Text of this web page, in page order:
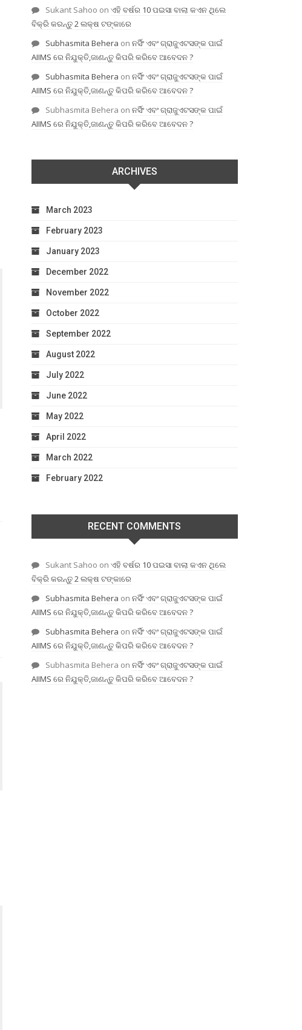
Sukant Sahoo on ଏହି ବର୍ଷର 10 ପଇସା ବାଲା କଏନ ଥିଲେ
ବିକ୍ରି କରନ୍ତୁ 2 ଲକ୍ଷ ଟଙ୍କାରେ
Subhasmita Behera on ନର୍ସିଂ ଏବଂ ଗ୍ରାଜୁଏଟସଙ୍କ ପାଇଁ
AIIMS ରେ ନିଯୁକ୍ତି,ଜାଣନ୍ତୁ କିପରି କରିବେ ଆବେଦନ ?
Subhasmita Behera on ନର୍ସିଂ ଏବଂ ଗ୍ରାଜୁଏଟସଙ୍କ ପାଇଁ
AIIMS ରେ ନିଯୁକ୍ତି,ଜାଣନ୍ତୁ କିପରି କରିବେ ଆବେଦନ ?
Subhasmita Behera on ନର୍ସିଂ ଏବଂ ଗ୍ରାଜୁଏଟସଙ୍କ ପାଇଁ
AIIMS ରେ ନିଯୁକ୍ତି,ଜାଣନ୍ତୁ କିପରି କରିବେ ଆବେଦନ ?
ARCHIVES
March 2023
February 2023
January 2023
December 2022
November 2022
October 2022
September 2022
August 2022
July 2022
June 2022
May 2022
April 2022
March 2022
February 2022
RECENT COMMENTS
Sukant Sahoo on ଏହି ବର୍ଷର 10 ପଇସା ବାଲା କଏନ ଥିଲେ
ବିକ୍ରି କରନ୍ତୁ 2 ଲକ୍ଷ ଟଙ୍କାରେ
Subhasmita Behera on ନର୍ସିଂ ଏବଂ ଗ୍ରାଜୁଏଟସଙ୍କ ପାଇଁ
AIIMS ରେ ନିଯୁକ୍ତି,ଜାଣନ୍ତୁ କିପରି କରିବେ ଆବେଦନ ?
Subhasmita Behera on ନର୍ସିଂ ଏବଂ ଗ୍ରାଜୁଏଟସଙ୍କ ପାଇଁ
AIIMS ରେ ନିଯୁକ୍ତି,ଜାଣନ୍ତୁ କିପରି କରିବେ ଆବେଦନ ?
Subhasmita Behera on ନର୍ସିଂ ଏବଂ ଗ୍ରାଜୁଏଟସଙ୍କ ପାଇଁ
AIIMS ରେ ନିଯୁକ୍ତି,ଜାଣନ୍ତୁ କିପରି କରିବେ ଆବେଦନ ?